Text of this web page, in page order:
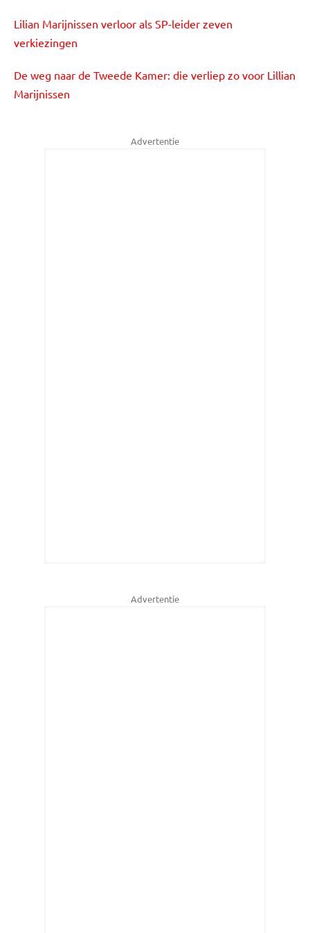
Lilian Marijnissen verloor als SP-leider zeven
verkiezingen
De weg naar de Tweede Kamer: die verliep zo voor Lillian
Marijnissen
Advertentie
Advertentie